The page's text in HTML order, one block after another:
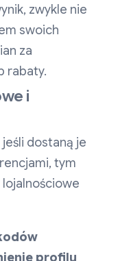
zwykle nie
swoich
za
rabaty.
i
dostaną je
tym
lojalnościowe
profilu